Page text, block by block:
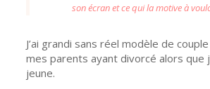
son écran et ce qui la motive à
J’ai grandi sans réel modèle de
mes parents ayant divorcé alors que
jeune.